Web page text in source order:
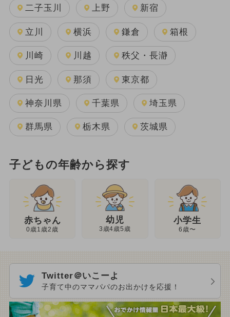
二子玉川 上野 新宿
立川 横浜 鎌倉 箱根
川崎 川越 秩父・長瀞
日光 那須 東京都
神奈川県 千葉県 埼玉県
群馬県 栃木県 茨城県
子どもの年齢から探す
赤ちゃん
0歳1歳2歳
幼児
3歳4歳5歳
小学生
6歳〜
Twitter＠いこーよ
子育て中のママパパのお出かけを応援！